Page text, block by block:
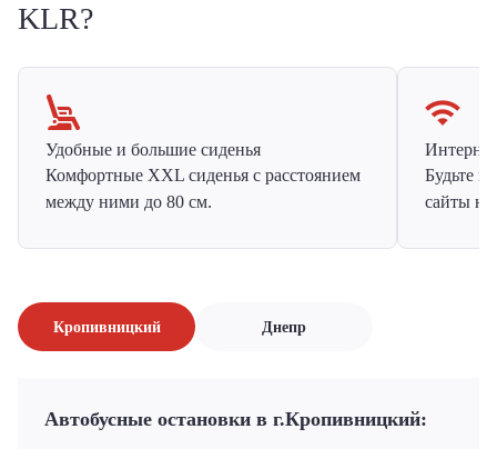
KLR?
Удобные и большие сиденья
Комфортные XXL сиденья с расстоянием
между ними до 80 см.
Будьте
сайты на
Кропивницкий Днепр
Автобусные остановки в г.Кропивницкий: